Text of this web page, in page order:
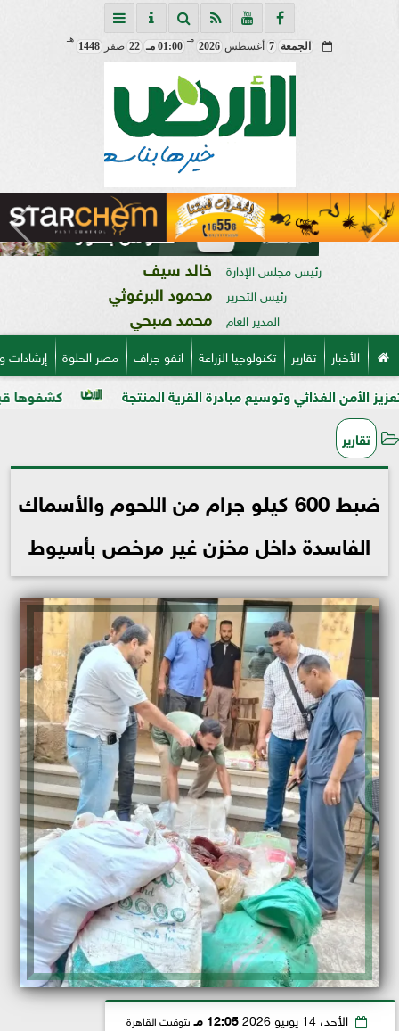
الجمعة 7 أغسطس 2026
مـ
01:00 مـ 22 صفر 1448
هـ
رئيس مجلس الإدارة خالد سيف
رئيس التحرير محمود البرغوثي
المدير العام محمد صبحي
الأخبار تقارير تكنولوجيا الزراعة انفو جراف مصر الحلوة
كشفوها قبل الزراعة.. كيف وتوسيع مبادرة القرية المنتجة
تقارير
ضبط 600 كيلو جرام من اللحوم والأسماك
الفاسدة داخل مخزن غير مرخص بأسيوط
الأحد، 14 يونيو 2026 12:05 مـ بتوقيت القاهرة